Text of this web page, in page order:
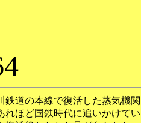
鉄道の本線で復活した蒸気機関
れほど国鉄時代に追いかけてい